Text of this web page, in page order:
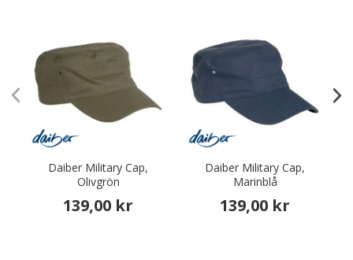
Daiber Military Cap,
Olivgrön
139,00 kr
Daiber Military Cap,
Marinblå
139,00 kr